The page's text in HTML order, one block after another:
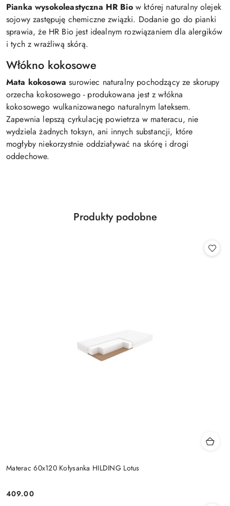
Pianka wysokoleastyczna HR Biow której naturalny olejek
sojowy zastępuję chemiczne związki. Dodanie go do pianki
sprawia, że HR Bio jest idealnym rozwiązaniem dla alergików
i tych z wrażliwą skórą.
Włókno kokosowe
Mata kokosowa surowiec naturalny pochodzący ze skorupy
orzecha kokosowego - produkowana jest z włókna
kokosowego wulkanizowanego naturalnym lateksem.
Zapewnia lepszą cyrkulację powietrza w materacu, nie
wydziela żadnych toksyn, ani innych substancji, które
mogłyby niekorzystnie oddziaływać na skórę i drogi
oddechowe.
Pomiń karuzelę produktów
Produkty
Produkty podobne
Materac 60x120 Kołysanka HILDING Lotus
Cena:
409.00